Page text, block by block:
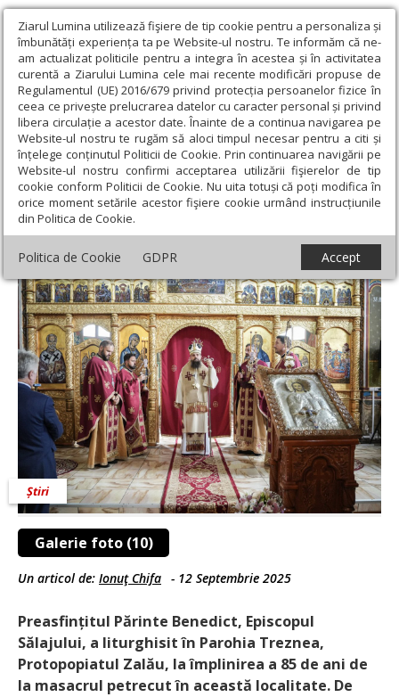
Ziarul Lumina utilizează fişiere de tip cookie pentru a personaliza și
îmbunătăți experiența ta pe Website-ul nostru. Te informăm că ne-
am actualizat politicile pentru a integra în acestea și în activitatea
curentă a Ziarului Lumina cele mai recente modificări propuse de
Regulamentul (UE) 2016/679 privind protecția persoanelor fizice în
ceea ce privește prelucrarea datelor cu caracter personal și privind
libera circulație a acestor date. Înainte de a continua navigarea pe
Website-ul nostru te rugăm să aloci timpul necesar pentru a citi și
înțelege conținutul Politicii de Cookie. Prin continuarea navigării pe
Website-ul nostru confirmi acceptarea utilizării fişierelor de tip
cookie conform Politicii de Cookie. Nu uita totuși că poți modifica în
orice moment setările acestor fişiere cookie urmând instrucțiunile
din Politica de Cookie.
Politica de Cookie GDPR Accept
Ziarul Lumina › Actualitate religioasă › Știri › Rugăciune și
ceremonii comemorative la 85 de ani de la masacrul din Treznea,
Sălaj
Rugăciune și ceremonii comemorative la 85
de ani de la masacrul din Treznea, Sălaj
Galerie foto (10)
Știri
Un articol de: Ionuţ Chifa - 12 Septembrie 2025
Preasfințitul Părinte Benedict, Episcopul
Sălajului, a liturghisit în Parohia Treznea,
Protopopiatul Zalău, la împlinirea a 85 de ani de
la masacrul petrecut în această localitate. De